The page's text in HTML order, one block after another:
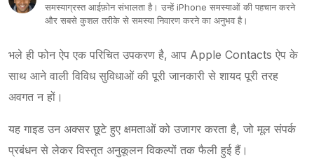
समस्याग्रस्त आईफ़ोन संभालता है। उन्हें iPhone समस्याओं की पहचान करने
और सबसे कुशल तरीके से समस्या निवारण करने का अनुभव है।
भले ही फोन ऐप एक परिचित उपकरण है, आप Apple Contacts ऐप के
साथ आने वाली विविध सुविधाओं की पूरी जानकारी से शायद पूरी तरह
अवगत न हों।
यह गाइड उन अक्सर छूटे हुए क्षमताओं को उजागर करता है, जो मूल संपर्क
प्रबंधन से लेकर विस्तृत अनुकूलन विकल्पों तक फैली हुई हैं।